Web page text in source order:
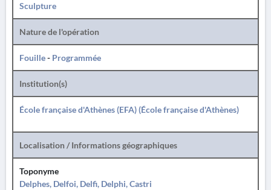
Sculpture
Nature de l'opération
Fouille- Programmée
Institution(s)
École française d'Athènes (EFA) (École française d'Athènes)
Localisation / Informations géographiques
Toponyme
Delphes, Delfoi, Delfi, Delphi, Castri